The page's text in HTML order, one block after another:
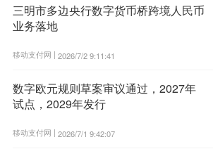
三明市多边央行数字货币桥跨境人民币
业务落地
移动支付网 | 2026/7/2 9:11:41
数字欧元规则草案审议通过，2027年
试点，2029年发行
移动支付网 | 2026/7/1 9:42:07